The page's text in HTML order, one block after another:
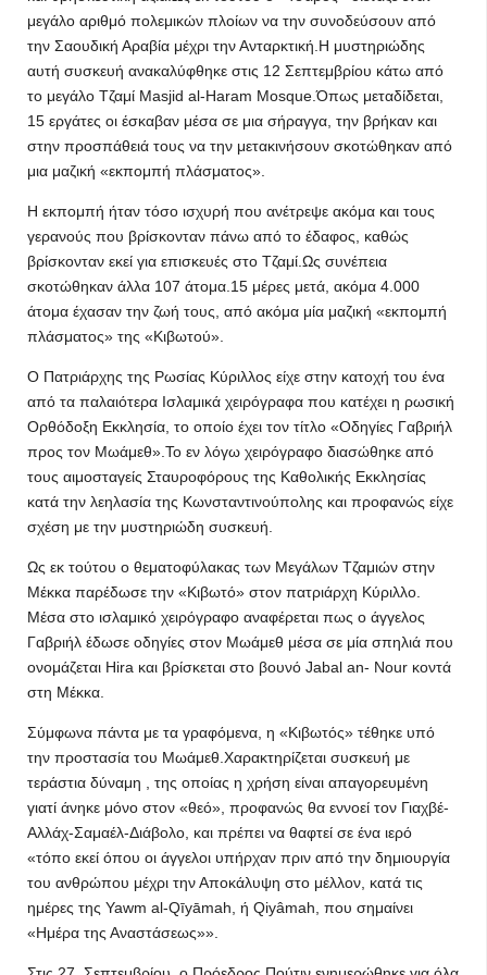
μεγάλο αριθμό πολεμικών πλοίων να την συνοδεύσουν από
την Σαουδική Αραβία μέχρι την Ανταρκτική.Η μυστηριώδης
αυτή συσκευή ανακαλύφθηκε στις 12 Σεπτεμβρίου κάτω από
το μεγάλο Τζαμί Masjid al-Haram Mosque.Όπως μεταδίδεται,
15 εργάτες οι έσκαβαν μέσα σε μια σήραγγα, την βρήκαν και
στην προσπάθειά τους να την μετακινήσουν σκοτώθηκαν από
μια μαζική «εκπομπή πλάσματος».
Η εκπομπή ήταν τόσο ισχυρή που ανέτρεψε ακόμα και τους
γερανούς που βρίσκονταν πάνω από το έδαφος, καθώς
βρίσκονταν εκεί για επισκευές στο Τζαμί.Ως συνέπεια
σκοτώθηκαν άλλα 107 άτομα.15 μέρες μετά, ακόμα 4.000
άτομα έχασαν την ζωή τους, από ακόμα μία μαζική «εκπομπή
πλάσματος» της «Κιβωτού».
Ο Πατριάρχης της Ρωσίας Κύριλλος είχε στην κατοχή του ένα
από τα παλαιότερα Ισλαμικά χειρόγραφα που κατέχει η ρωσική
Ορθόδοξη Εκκλησία, το οποίο έχει τον τίτλο «Οδηγίες Γαβριήλ
προς τον Μωάμεθ».Το εν λόγω χειρόγραφο διασώθηκε από
τους αιμοσταγείς Σταυροφόρους της Καθολικής Εκκλησίας
κατά την λεηλασία της Κωνσταντινούπολης και προφανώς είχε
σχέση με την μυστηριώδη συσκευή.
Ως εκ τούτου ο θεματοφύλακας των Μεγάλων Τζαμιών στην
Μέκκα παρέδωσε την «Κιβωτό» στον πατριάρχη Κύριλλο.
Μέσα στο ισλαμικό χειρόγραφο αναφέρεται πως ο άγγελος
Γαβριήλ έδωσε οδηγίες στον Μωάμεθ μέσα σε μία σπηλιά που
ονομάζεται Hira και βρίσκεται στο βουνό Jabal an- Nour κοντά
στη Μέκκα.
Σύμφωνα πάντα με τα γραφόμενα, η «Κιβωτός» τέθηκε υπό
την προστασία του Μωάμεθ.Χαρακτηρίζεται συσκευή με
τεράστια δύναμη , της οποίας η χρήση είναι απαγορευμένη
γιατί άνηκε μόνο στον «θεό», προφανώς θα εννοεί τον Γιαχβέ-
Αλλάχ-Σαμαέλ-Διάβολο, και πρέπει να θαφτεί σε ένα ιερό
«τόπο εκεί όπου οι άγγελοι υπήρχαν πριν από την δημιουργία
του ανθρώπου μέχρι την Αποκάλυψη στο μέλλον, κατά τις
ημέρες της Yawm al-Qīyāmah, ή Qiyâmah, που σημαίνει
«Ημέρα της Αναστάσεως»».